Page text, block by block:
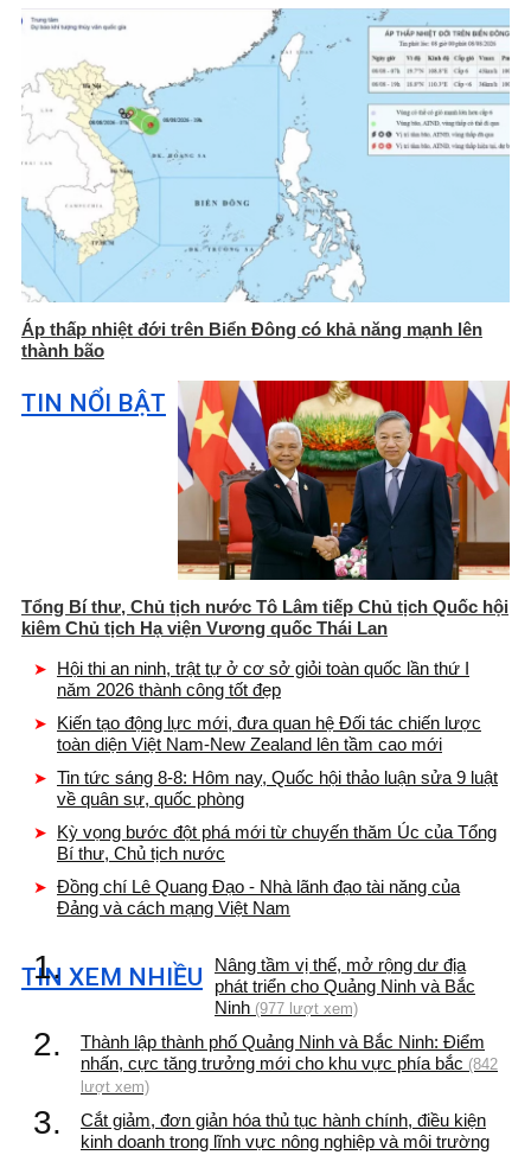
Áp thấp nhiệt đới trên Biển Đông có khả năng mạnh lên
thành bão
TIN NỔI BẬT
Tổng Bí thư, Chủ tịch nước Tô Lâm tiếp Chủ tịch Quốc hội
kiêm Chủ tịch Hạ viện Vương quốc Thái Lan
Hội thi an ninh, trật tự ở cơ sở giỏi toàn quốc lần thứ I
năm 2026 thành công tốt đẹp
Kiến tạo động lực mới, đưa quan hệ Đối tác chiến lược
toàn diện Việt Nam-New Zealand lên tầm cao mới
Tin tức sáng 8-8: Hôm nay, Quốc hội thảo luận sửa 9 luật
về quân sự, quốc phòng
Kỳ vọng bước đột phá mới từ chuyến thăm Úc của Tổng
Bí thư, Chủ tịch nước
Đồng chí Lê Quang Đạo - Nhà lãnh đạo tài năng của
Đảng và cách mạng Việt Nam
TIN XEM NHIỀU
1.
Nâng tầm vị thế, mở rộng dư địa
phát triển cho Quảng Ninh và Bắc
Ninh (977 lượt xem)
2.
Thành lập thành phố Quảng Ninh và Bắc Ninh: Điểm
nhấn, cực tăng trưởng mới cho khu vực phía bắc (842
lượt xem)
3.
Cắt giảm, đơn giản hóa thủ tục hành chính, điều kiện
kinh doanh trong lĩnh vực nông nghiệp và môi trường